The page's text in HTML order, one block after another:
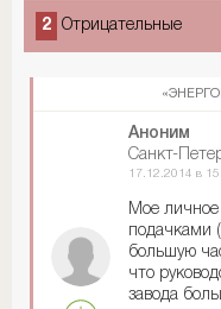
2 Отрицательные
Аноним
Санкт-
17.12.2014 в
Мое личное
подачками
большую
что
завода